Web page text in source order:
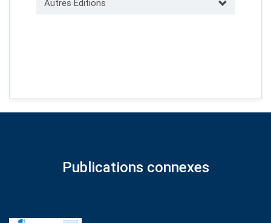
Autres Éditions
Publications connexes